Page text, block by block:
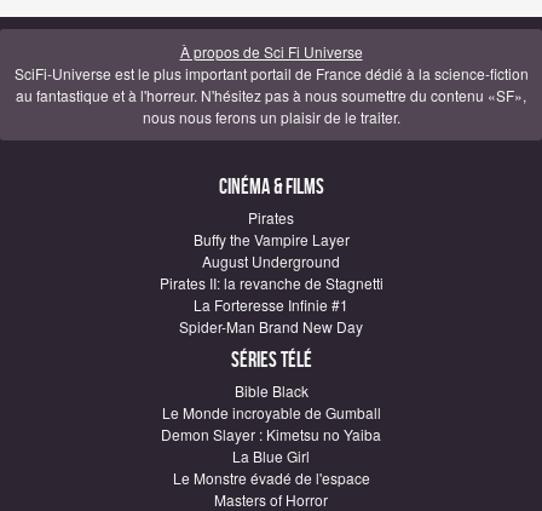
À propos de Sci Fi Universe
SciFi-Universe est le plus important portail de France dédié à la science-fiction
au fantastique et à l'horreur. N'hésitez pas à nous soumettre du contenu «SF»,
nous nous ferons un plaisir de le traiter.
Cinéma & Films
Pirates
Buffy the Vampire Layer
August Underground
Pirates II: la revanche de Stagnetti
La Forteresse Infinie #1
Spider-Man Brand New Day
Séries télé
Bible Black
Le Monde incroyable de Gumball
Demon Slayer : Kimetsu no Yaiba
La Blue Girl
Le Monstre évadé de l'espace
Masters of Horror